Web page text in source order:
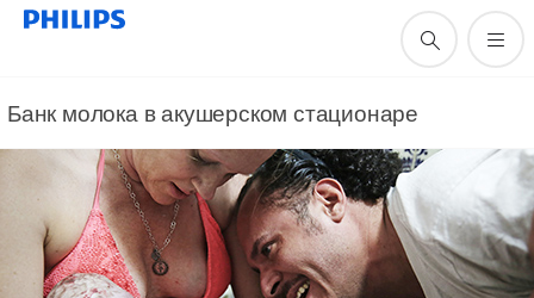
Банк молока в акушерском стационаре